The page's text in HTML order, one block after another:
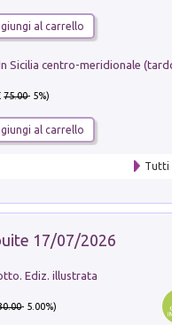
al carrello
75.00- 5%)
al carrello
Tutti
17/07/2026
Ediz. illustrata
- 5.00%)